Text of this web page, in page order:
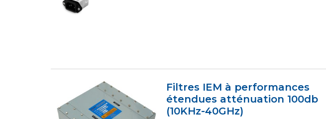
Filtres IEM à performances
étendues atténuation 100db
(10KHz-40GHz)